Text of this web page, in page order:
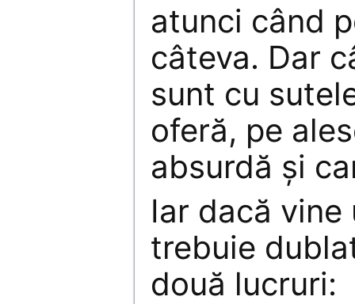
atunci când
câteva. Dar
sunt cu
oferă, pe
absurdă şi
Iar dacă vine
trebuie
două lucruri: